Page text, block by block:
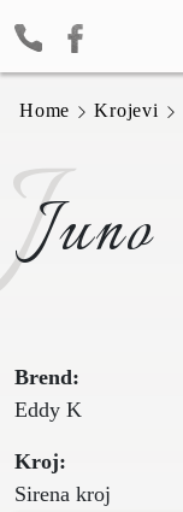
Home Krojevi
JJuno
Brend:
Eddy K
Kroj:
Sirena kroj